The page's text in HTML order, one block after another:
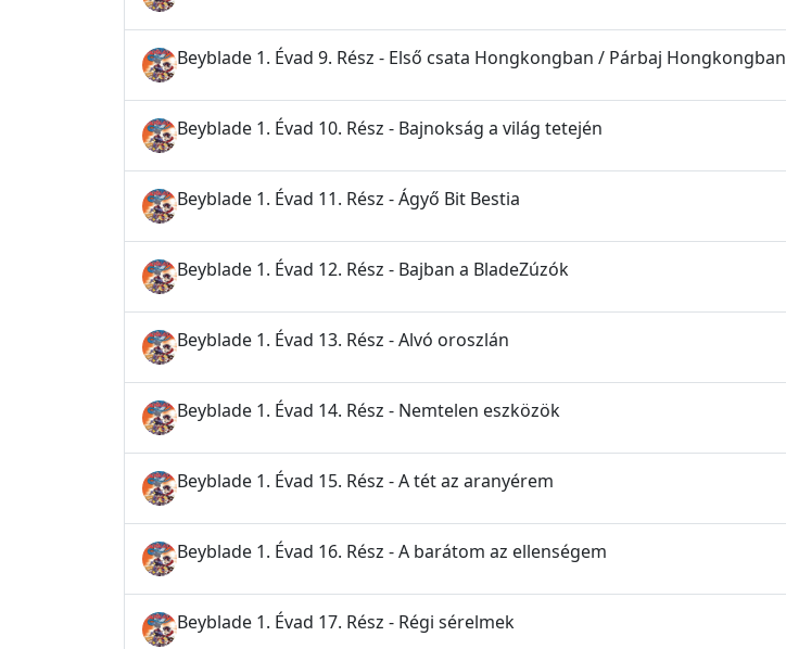
Beyblade 1. Évad 9. Rész - Első csata Hongkongban / Párbaj Hongkongban
Beyblade 1. Évad 10. Rész - Bajnokság a világ tetején
Beyblade 1. Évad 11. Rész - Ágyő Bit Bestia
Beyblade 1. Évad 12. Rész - Bajban a BladeZúzók
Beyblade 1. Évad 13. Rész - Alvó oroszlán
Beyblade 1. Évad 14. Rész - Nemtelen eszközök
Beyblade 1. Évad 15. Rész - A tét az aranyérem
Beyblade 1. Évad 16. Rész - A barátom az ellenségem
Beyblade 1. Évad 17. Rész - Régi sérelmek